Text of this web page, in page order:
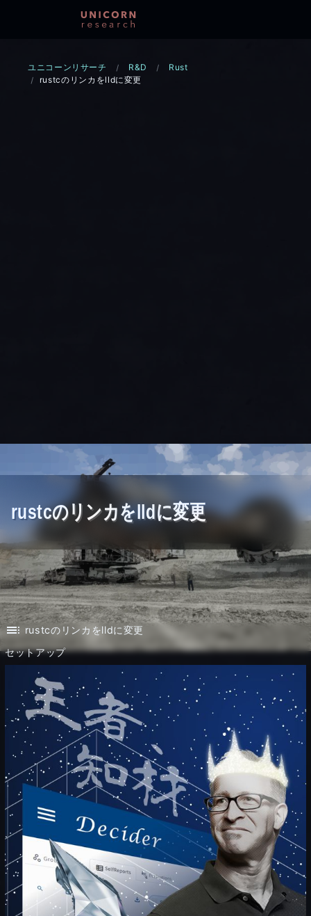
ユニコーンリサーチ R&D
Rust
rustcのリンカをlldに変更
rustcのリンカをlldに変更
toc rustcのリンカをlldに変更
セットアップ